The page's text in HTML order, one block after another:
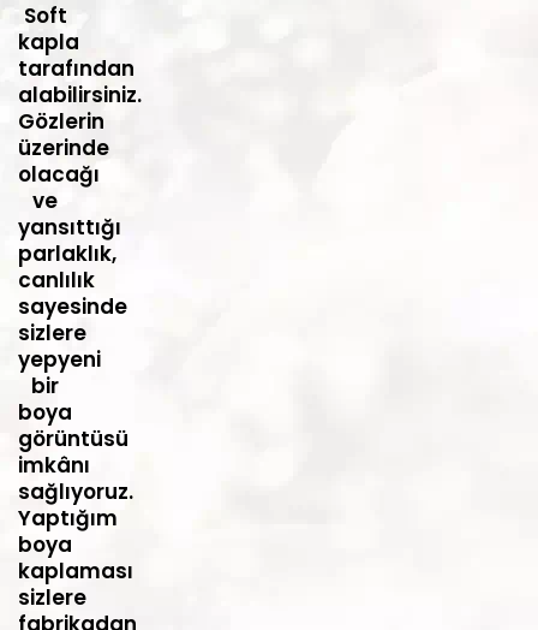
Soft
kapla
tarafından
alabilirsiniz.
Gözlerin
üzerinde
olacağı
ve
yansıttığı
parlaklık,
canlılık
sayesinde
sizlere
yepyeni
bir
boya
görüntüsü
imkânı
sağlıyoruz.
Yaptığım
boya
kaplaması
sizlere
fabrikadan